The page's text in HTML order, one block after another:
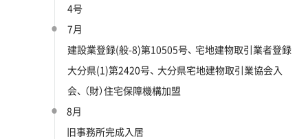
4号
7月
建設業登録(般-8)第10505号、 宅地建物取引業者登録
大分県(1)第2420号、 大分県宅地建物取引業協会入
会、 （財）住宅保障機構加盟
8月
旧事務所完成入居